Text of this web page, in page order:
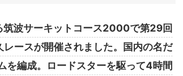
波サーキットコース2000で第29回
ースが開催されました。国内の名だ
を編成。ロードスターを駆って4時間